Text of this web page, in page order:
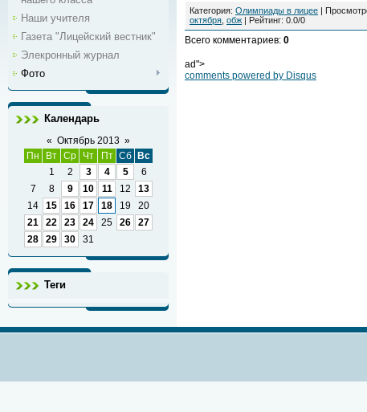
Наши учителя
Газета "Лицейский вестник"
Элекронный журнал
Фото
Календарь
« Октябрь 2013 »
Пн
Вт Ср Чт Пт Сб
Вс
1
2 3 4 5
6
7
8 9 10 11 12
13
14
15 16 17 18 19
20
21
22 23 24 25 26
27
28
29 30 31
Теги
Категория: Олимпиады в лицее |
октября обж | Рейтинг: 0.0/0
Всего комментариев: 0
ad">
comments powered by Disqus